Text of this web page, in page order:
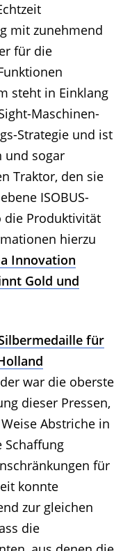
mit zunehmend
für die
steht in Einklang
Maschinen-
Strategie und ist
und sogar
Traktor, den sie
ISOBUS-
die Produktivität
hierzu
Innovation
Gold und
für
war die oberste
dieser Pressen,
Abstriche in
Schaffung
für
konnte
zur gleichen
die